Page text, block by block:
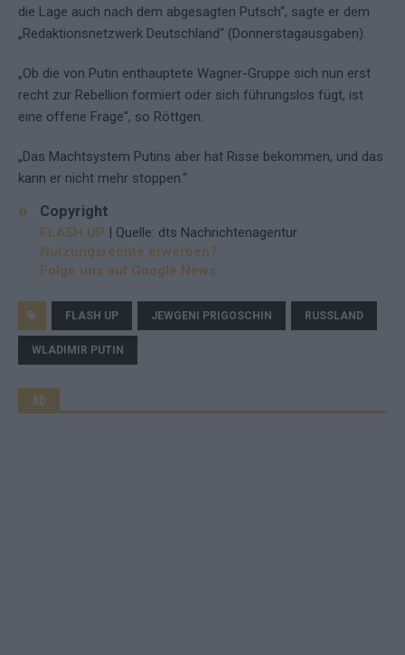
die Lage auch nach dem abgesagten Putsch“, sagte er dem
„Redaktionsnetzwerk Deutschland“ (Donnerstagausgaben).
„Ob die von Putin enthauptete Wagner-Gruppe sich nun erst
recht zur Rebellion formiert oder sich führungslos fügt, ist
eine offene Frage“, so Röttgen.
„Das Machtsystem Putins aber hat Risse bekommen, und das
kann er nicht mehr stoppen.“
Copyright
FLASH UP | Quelle: dts Nachrichtenagentur
Nutzungsrechte erwerben?
Folge uns auf Google News
FLASH UP JEWGENI PRIGOSCHIN RUSSLAND
WLADIMIR PUTIN
AD